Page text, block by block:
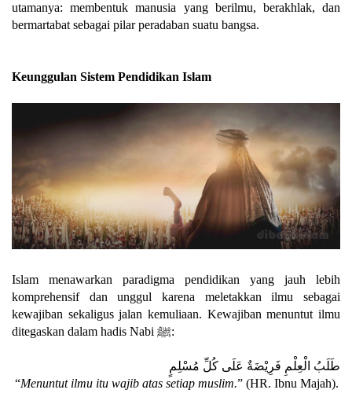
utamanya: membentuk manusia yang berilmu, berakhlak, dan
bermartabat sebagai pilar peradaban suatu bangsa.
Keunggulan Sistem Pendidikan Islam
Islam menawarkan paradigma pendidikan yang jauh lebih
komprehensif dan unggul karena meletakkan ilmu sebagai
kewajiban sekaligus jalan kemuliaan. Kewajiban menuntut ilmu
ditegaskan dalam hadis Nabi ﷺ:
طَلَبُ الْعِلْمِ فَرِيْضَةٌ عَلَى كُلِّ مُسْلِمٍ
“Menuntut ilmu itu wajib atas setiap muslim.” (HR. Ibnu Majah).